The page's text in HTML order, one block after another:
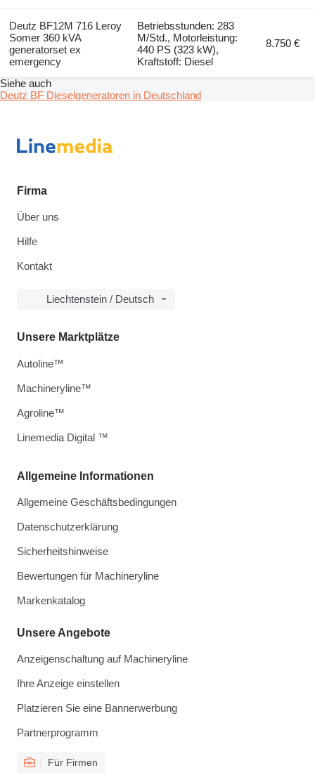
Deutz BF12M 716 Leroy
Somer 360 kVA
generatorset ex
emergency
Betriebsstunden: 283
M/Std., Motorleistung:
440 PS (323 kW),
Kraftstoff: Diesel
8.750 €
Siehe auch
Deutz BF Dieselgeneratoren in Deutschland
Firma
Über uns
Hilfe
Kontakt
Liechtenstein / Deutsch
Allgemeine Informationen
Allgemeine Geschäftsbedingungen
Datenschutzerklärung
Sicherheitshinweise
Bewertungen für Machineryline
Markenkatalog
Unsere Angebote
Anzeigenschaltung auf Machineryline
Ihre Anzeige einstellen
Platzieren Sie eine Bannerwerbung
Partnerprogramm
Für Firmen
Unsere Marktplätze
Autoline™
Machineryline™
Agroline™
Linemedia Digital ™